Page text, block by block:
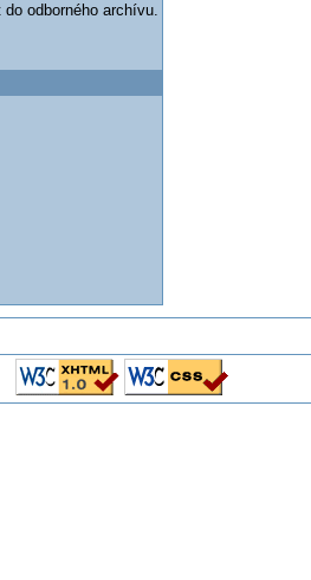
odborného archívu.